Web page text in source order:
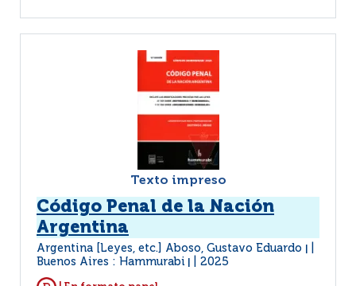
Texto impreso
Código Penal de la Nación
Argentina
Argentina [Leyes, etc.] Aboso, Gustavo Eduardo
Buenos Aires : Hammurabi 2025